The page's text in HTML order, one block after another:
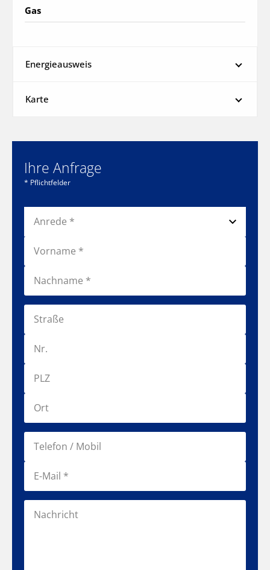
Gas
Energieausweis
Karte
Ihre Anfrage
* Pflichtfelder